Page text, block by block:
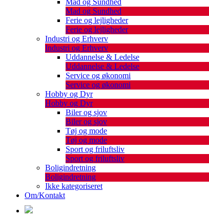
Mad og Sundhed
Mad og Sundhed
Ferie og lejligheder
Ferie og lejligheder
Industri og Erhverv
Industri og Erhverv
Uddannelse & Ledelse
Uddannelse & Ledelse
Service og økonomi
Service og økonomi
Hobby og Dyr
Hobby og Dyr
Biler og sjov
Biler og sjov
Tøj og mode
Tøj og mode
Sport og friluftsliv
Sport og friluftsliv
Boligindretning
Boligindretning
Ikke kategoriseret
Om/Kontakt